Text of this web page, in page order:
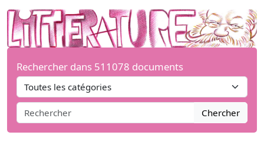
Rechercher dans 511078 documents
Chercher